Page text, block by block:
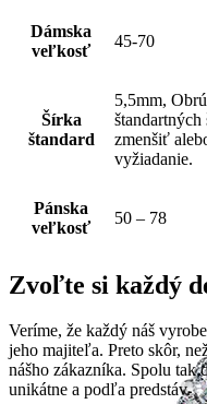
Dámska
veľkosť
45-70
Šírka
štandard
5,5mm,
zmenšiť
vyžiadanie.
Pánska
veľkosť
50 – 78
Zvoľte si každý
Veríme, že každý náš
jeho majiteľa. Preto skôr,
nášho zákazníka. Spolu tak
unikátne a podľa predstáv.